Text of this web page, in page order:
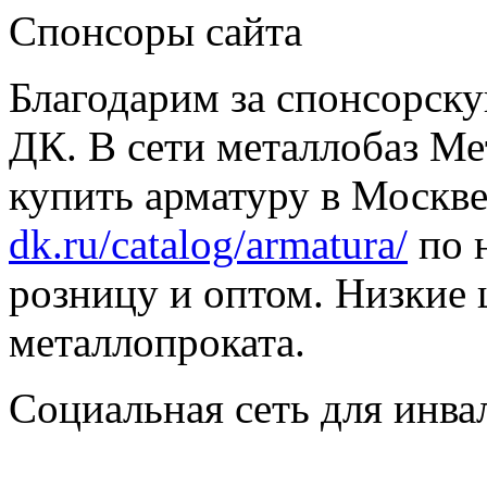
Спонсоры сайта
Благодарим за
ДК. В сети металлобаз
купить арматуру в
dk.ru/catalog/armatura/ по
розницу и оптом. Низкие
металлопроката.
Социальная сеть для